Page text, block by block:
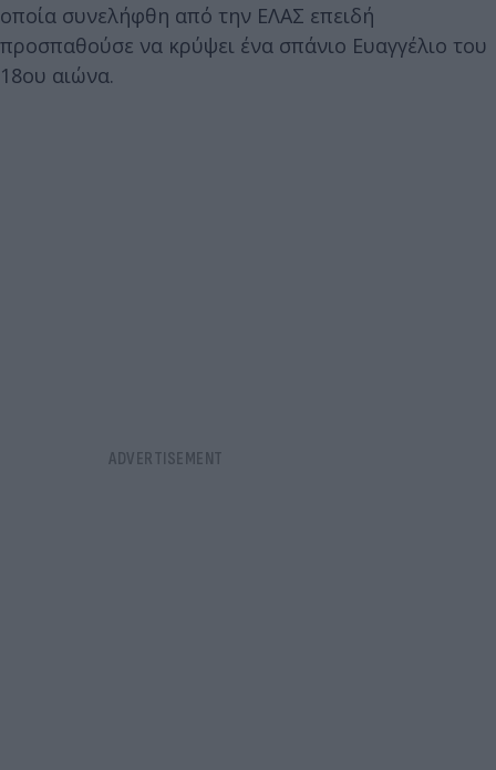
οποία συνελήφθη από την ΕΛΑΣ επειδή
προσπαθούσε να κρύψει ένα σπάνιο Ευαγγέλιο του
18ου αιώνα.